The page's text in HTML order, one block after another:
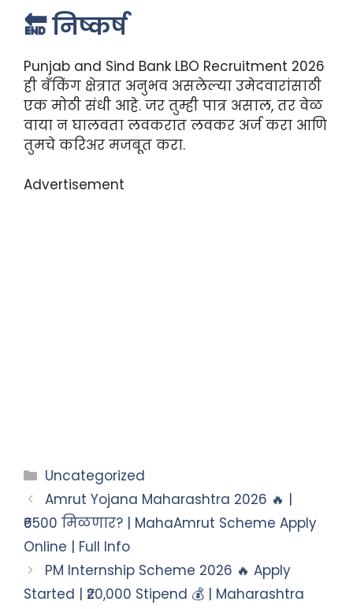
🔚 निष्कर्ष
Punjab and Sind Bank LBO Recruitment 2026
ही बँकिंग क्षेत्रात अनुभव असलेल्या उमेदवारांसाठी
एक मोठी संधी आहे. जर तुम्ही पात्र असाल, तर वेळ
वाया न घालवता लवकरात लवकर अर्ज करा आणि
तुमचे करिअर मजबूत करा.
Advertisement
Uncategorized
Amrut Yojana Maharashtra 2026 🔥 |
₹6500 मिळणार? | MahaAmrut Scheme Apply
Online | Full Info
PM Internship Scheme 2026 🔥 Apply
Started | ₹20,000 Stipend 💰 | Maharashtra